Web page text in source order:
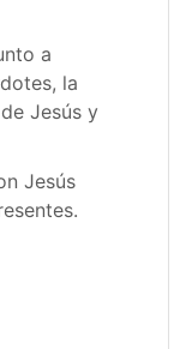
a
la
Jesús y
Jesús